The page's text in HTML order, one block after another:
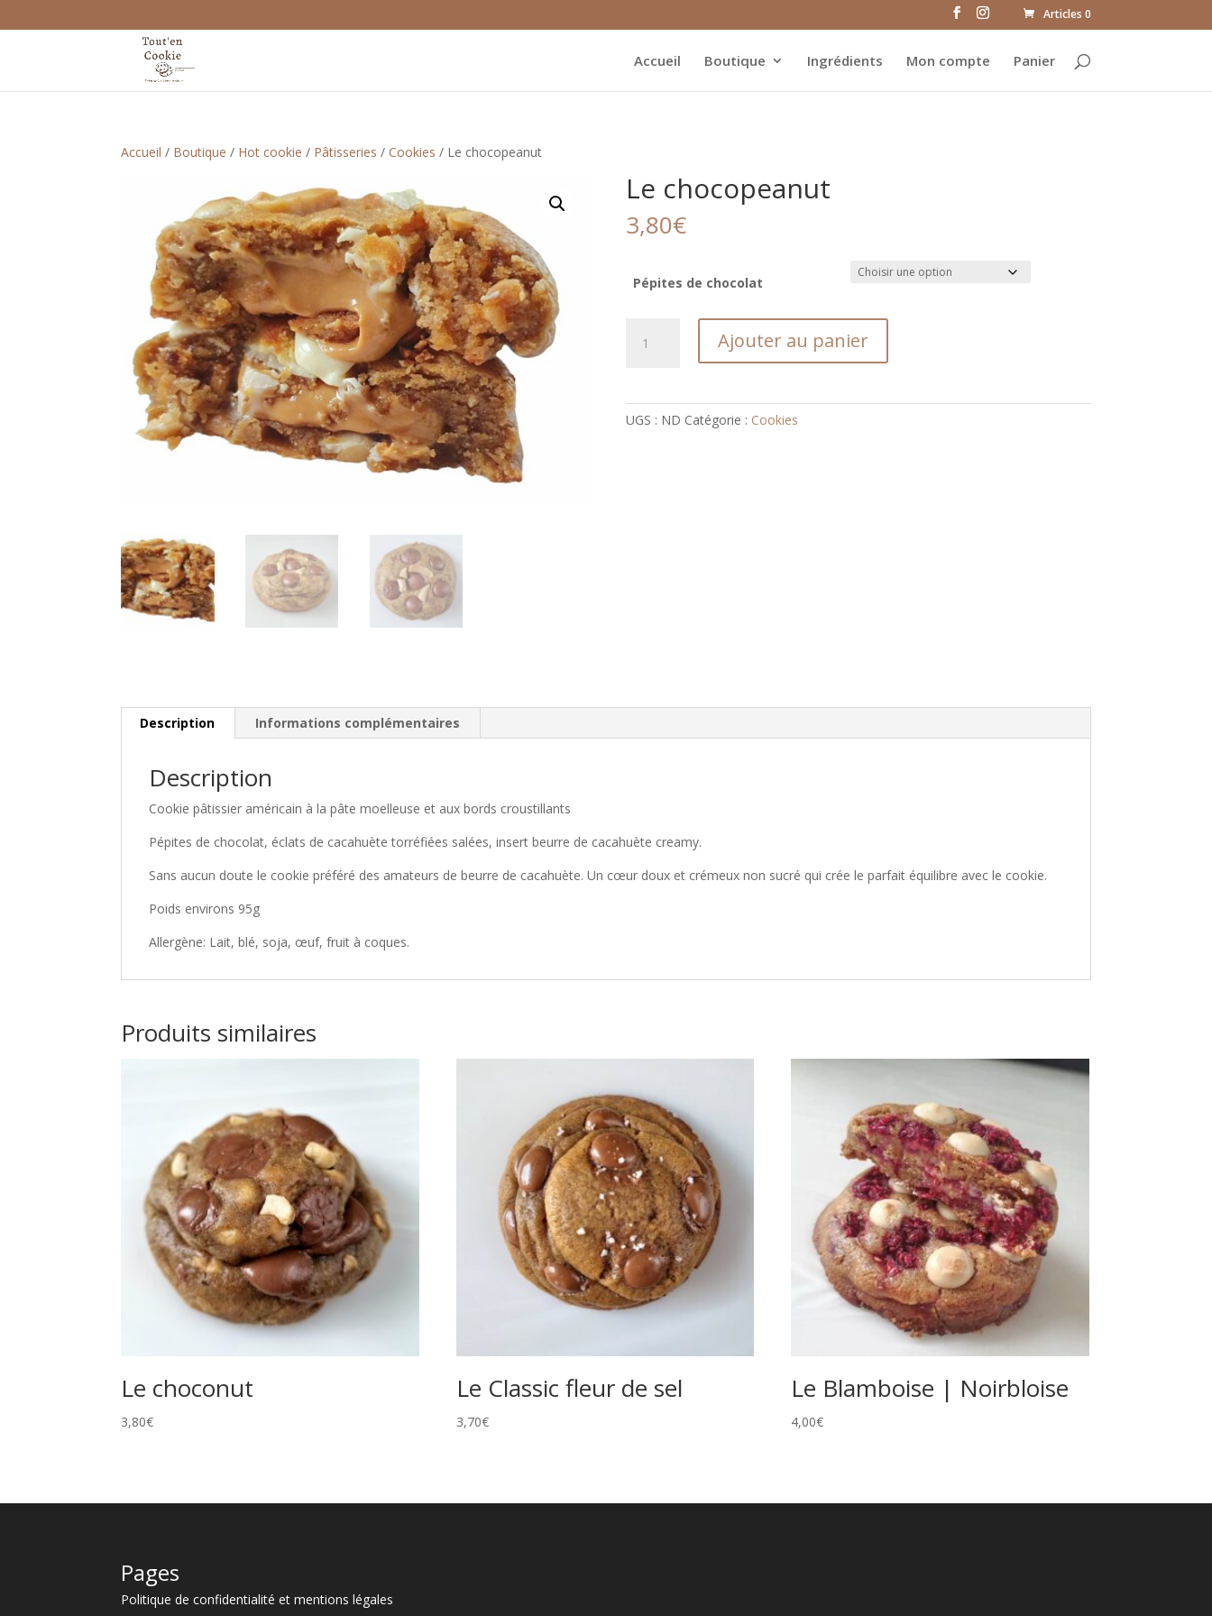
Articles 0
Accueil Boutique Ingrédients Mon compte Panier
Accueil / Boutique / Hot cookie / Pâtisseries /Cookies / Le chocopeanut
Le chocopeanut
3,80€
Pépites de chocolat
Ajouter au panier
UGS : ND Catégorie : Cookies
Description Informations complémentaires
Description
Cookie pâtissier américain à la pâte moelleuse et aux bords croustillants
Pépites de chocolat, éclats de cacahuète torréfiées salées, insert beurre de cacahuète creamy.
Sans aucun doute le cookie préféré des amateurs de beurre de cacahuète. Un cœur doux et crémeux non sucré qui crée le parfait équilibre avec le cookie.
Poids environs 95g
Allergène: Lait, blé, soja, œuf, fruit à coques.
Produits similaires
Le choconut
3,80€
Le Classic fleur de sel
3,70€
Le Blamboise | Noirbloise
4,00€
Pages
Politique de confidentialité et mentions légales